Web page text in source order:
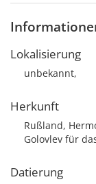
Lokalisierung
unbekannt,
Herkunft
Rußland,
Golovlev für
Datierung